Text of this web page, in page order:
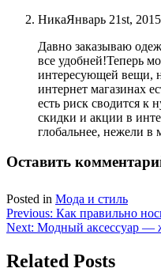
НикаЯнварь 21st,
Давно заказываю
все удобней!Теперь
интересующей вещи,
интернет магазинах
есть риск сводится к
скидки и акции в
глобальнее, нежели в
Оставить
Posted in Мода и стиль
Навигация
по
записям
Previous: Как правильно
Next: Модный аксессуар —
Related Posts